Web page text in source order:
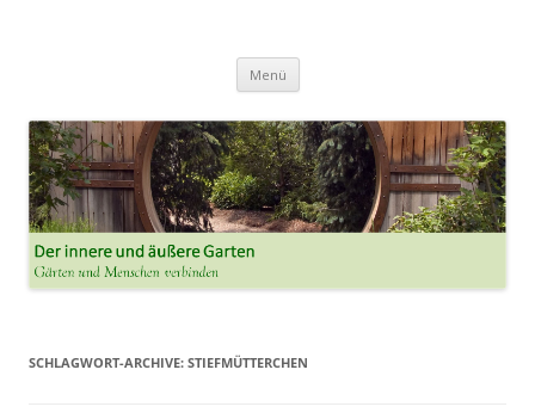
Menü Zum
springen
SCHLAGWORT-ARCHIVE: STIEFMÜTTERCHEN